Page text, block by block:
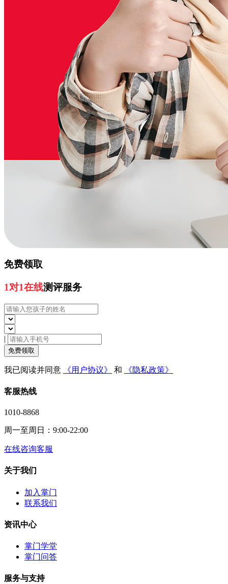
免费领取
1对1在线测评服务
|
免费领取
我已阅读并同意 《用户协议》 和 《隐私政策》
客服热线
1010-8868
周一至周日：9:00-22:00
在线咨询客服
关于我们
加入掌门
联系我们
资讯中心
掌门学堂
掌门问答
服务与支持